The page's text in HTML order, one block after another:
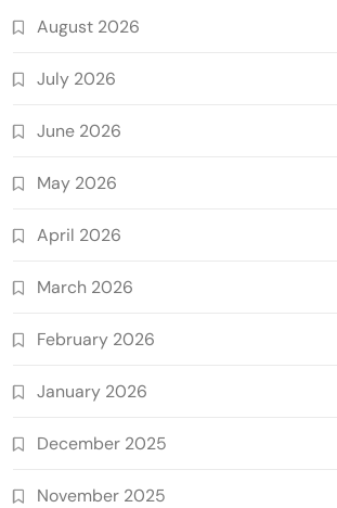
August 2026
July 2026
June 2026
May 2026
April 2026
March 2026
February 2026
January 2026
December 2025
November 2025